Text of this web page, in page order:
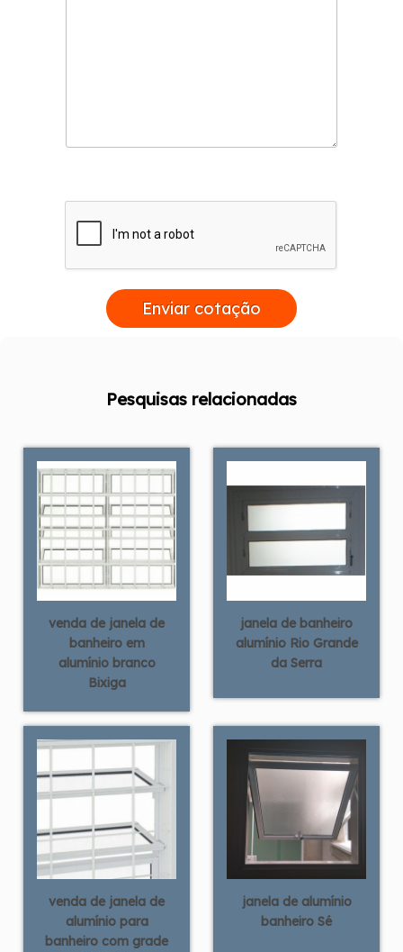
Enviar cotação
Pesquisas relacionadas
venda de janela de
banheiro em
alumínio branco
Bixiga
janela de banheiro
alumínio Rio Grande
da Serra
venda de janela de
alumínio para
banheiro com grade
janela de alumínio
banheiro Sé